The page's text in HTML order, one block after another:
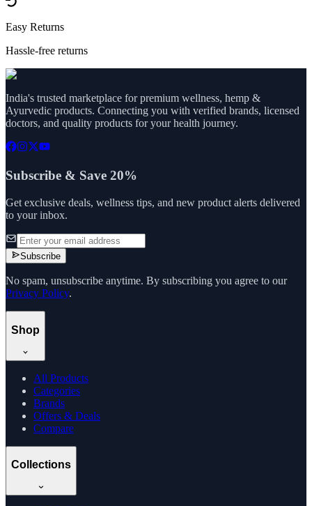
Easy Returns
Hassle-free returns
India's trusted marketplace for premium wellness, hemp &
Ayurvedic products. Connecting you with verified brands, licensed
doctors, and quality products for your health journey.
Subscribe & Save 20%
Get exclusive deals, wellness tips, and new product alerts delivered
to your inbox.
Subscribe
No spam, unsubscribe anytime. By subscribing you agree to our
Privacy Policy.
Shop
All Products
Categories
Brands
Offers & Deals
Compare
Collections